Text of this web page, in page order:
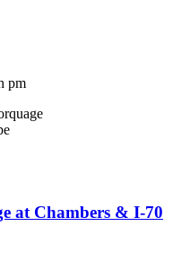
pm
at Chambers & I-70